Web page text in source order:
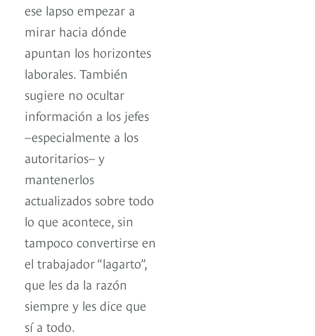
ese lapso empezar a
mirar hacia dónde
apuntan los horizontes
laborales. También
sugiere no ocultar
información a los jefes
–especialmente a los
autoritarios– y
mantenerlos
actualizados sobre todo
lo que acontece, sin
tampoco convertirse en
el trabajador “lagarto”,
que les da la razón
siempre y les dice que
sí a todo.